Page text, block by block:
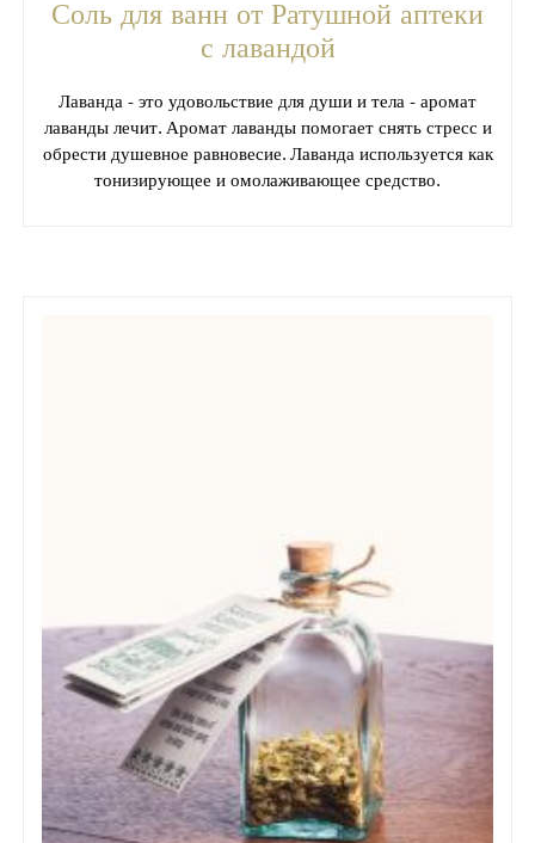
Соль для ванн от Ратушной аптеки
с лавандой
Лаванда - это удовольствие для души и тела - аромат
лаванды лечит. Аромат лаванды помогает снять стресс и
обрести душевное равновесие. Лаванда используется как
тонизирующее и омолаживающее средство.